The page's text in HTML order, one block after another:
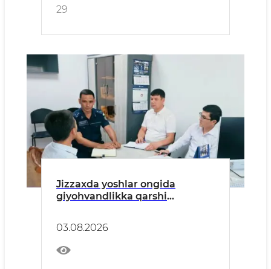
29
Jizzaxda yoshlar ongida
giyohvandlikka qarshi
03.08.2026